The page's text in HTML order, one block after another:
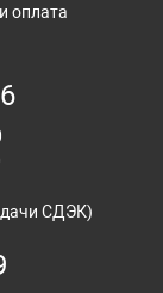
оплата
СДЭК)